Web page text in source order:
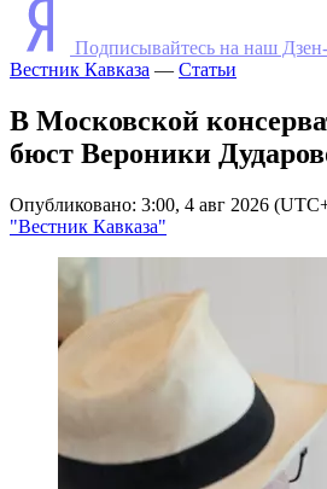
Подписывайтесь на наш
Вестник Кавказа — Статьи
В Московской
бюст Вероники
Опубликовано: 3:00, 4 авг 2026
"Вестник Кавказа"